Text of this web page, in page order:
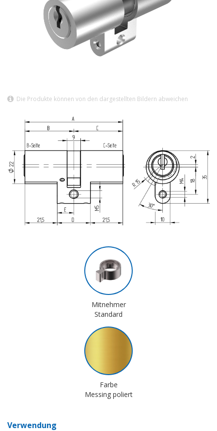
Die Produkte können von den dargestellten Bildern abweichen
Mitnehmer
Standard
Farbe
Messing poliert
Verwendung